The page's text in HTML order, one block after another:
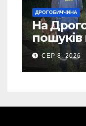
ДРОГОБИЧЧИНА
На
пошуків
СЕР 8, 2026